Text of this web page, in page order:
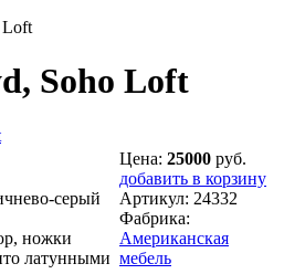
Loft
Soho Loft
серый
ножки
латунными
Цена: 25000 руб.
добавить в корзину
Артикул: 24332
Фабрика:
Американская
мебель